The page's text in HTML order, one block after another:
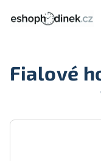
Fialové